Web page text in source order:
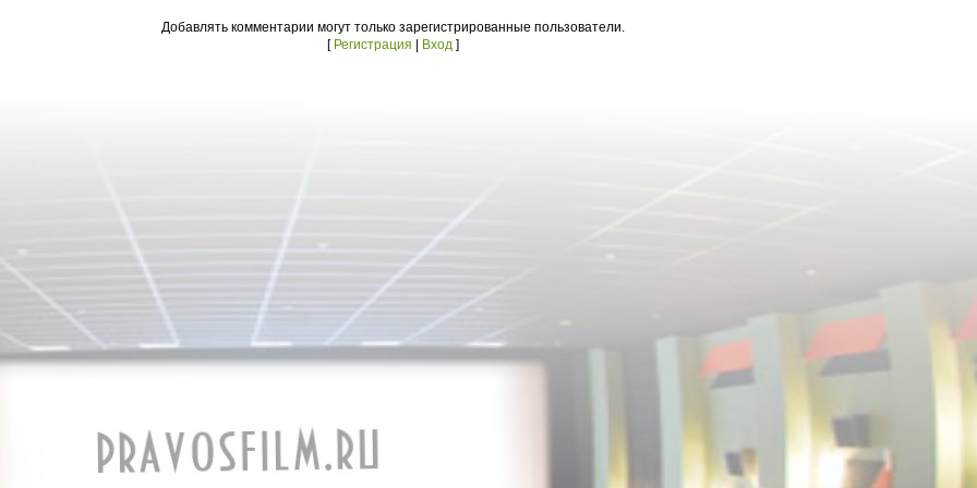
Добавлять комментарии могут только зарегистрированные пользователи.
[ Регистрация Вход ]